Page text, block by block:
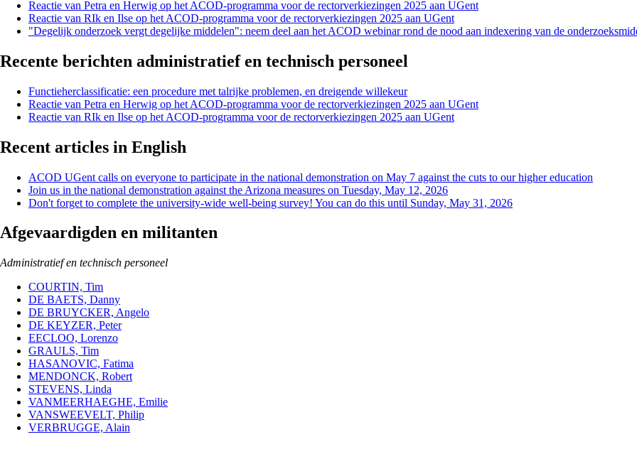
Reactie van Petra en Herwig op het ACOD-programma voor de rectorverkiezingen 2025 aan UGent
Reactie van RIk en Ilse op het ACOD-programma voor de rectorverkiezingen 2025 aan UGent
"Degelijk onderzoek vergt degelijke middelen": neem deel aan het ACOD webinar rond de nood aan indexering van de
Recente berichten administratief en technisch personeel
Functieherclassificatie: een procedure met talrijke problemen, en dreigende willekeur
Reactie van Petra en Herwig op het ACOD-programma voor de rectorverkiezingen 2025 aan UGent
Reactie van RIk en Ilse op het ACOD-programma voor de rectorverkiezingen 2025 aan UGent
Recent articles in English
ACOD UGent calls on everyone to participate in the national demonstration on May 7 against the cuts to our higher education
Join us in the national demonstration against the Arizona measures on Tuesday, May 12, 2026
Don't forget to complete the university-wide well-being survey! You can do this until Sunday, May 31, 2026
Afgevaardigden en militanten
Administratief en technisch personeel
COURTIN, Tim
DE BAETS, Danny
DE BRUYCKER, Angelo
DE KEYZER, Peter
EECLOO, Lorenzo
GRAULS, Tim
HASANOVIC, Fatima
MENDONCK, Robert
STEVENS, Linda
VANMEERHAEGHE, Emilie
VANSWEEVELT, Philip
VERBRUGGE, Alain